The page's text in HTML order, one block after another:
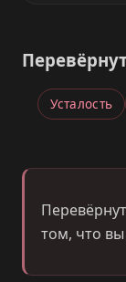
Усталость
том, что вы